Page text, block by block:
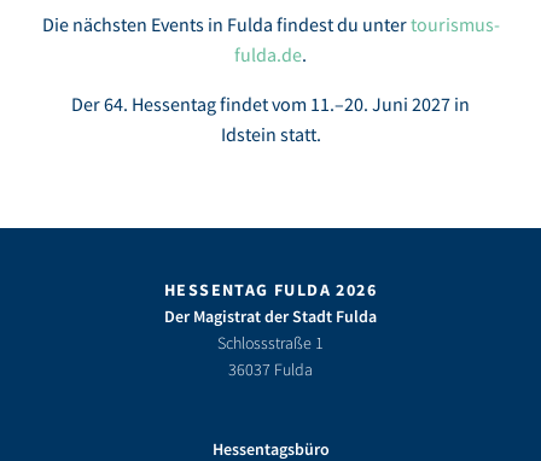
Die nächsten Events in Fulda findest du untertourismus-
fulda.de.
Der 64. Hessentag findet vom 11.–20. Juni 2027 in
Idstein statt.
HESSENTAG FULDA 2026
Der Magistrat der Stadt Fulda
Schlossstraße 1
36037 Fulda
Hessentagsbüro